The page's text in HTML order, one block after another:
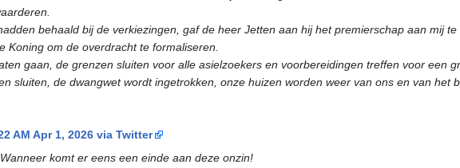
behaald bij de verkiezingen, gaf de heer Jetten aan hij het premierschap aan mij te
Koning om de overdracht te formaliseren.
gaan, de grenzen sluiten voor alle asielzoekers en voorbereidingen treffen voor een
sluiten, de dwangwet wordt ingetrokken, onze huizen worden weer van ons en van
AM Apr 1, 2026 via Twitter
komt er eens een einde aan deze onzin!